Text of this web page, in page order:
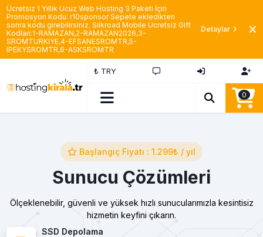
Ücretsiz 1 Yıllık Ucuz Web Hosting 3 Paketi İçin
Promosyon Kodu: r10sponsor Sepete ekledikten
sonra kodu girebilirsiniz. Silkroad Mobile Ücretsiz Gift
Kodları:1-RAMAZAN,2-RAMAZAN2026,3-
SROMTURKIYE,4-EFSANESROMTR,5-
IPEKYSROMTR,6-ASKSROMTR
Detaylar
₺ TRY
0
Başlangıç Fiyatı : 1.299₺ / yıl
Sunucu Çözümleri
Ölçeklenebilir, güvenli ve yüksek hızlı sunucularımızla kesintisiz
hizmetin keyfini çıkarın.
SSD Depolama